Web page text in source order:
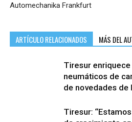
Automechanika Frankfurt
ARTÍCULO RELACIONADOS MÁS DEL
Tiresur
neumáticos de
de novedades de
Tiresur: